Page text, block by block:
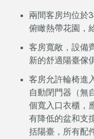
兩間客房均位於
俯瞰熱帶花園，
客房寬敞，設備
新的舒適陽臺傢
客房允許輪椅進
自動閉門器（無
個寬入口衣櫃，
有降低的盆和支
括陽臺，所有配